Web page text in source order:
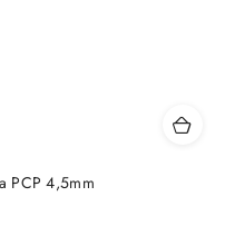
PCP 4,5mm